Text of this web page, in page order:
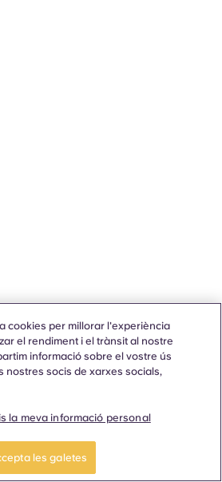
cookies per millorar l'experiència
el rendiment i el trànsit al nostre
informació sobre el vostre ús
nostres socis de xarxes socials,
la meva informació personal
les galetes